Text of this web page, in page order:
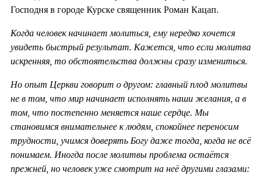
Господня в городе Курске священник Роман Кацап.
Когда человек начинает молиться, ему нередко хочется
увидеть быстрый результат. Кажется, что если молитва
искренняя, то обстоятельства должны сразу измениться.
Но опыт Церкви говорит о другом: главный плод молитвы
не в том, что мир начинает исполнять наши желания, а в
том, что постепенно меняется наше сердце. Мы
становимся внимательнее к людям, спокойнее переносим
трудности, учимся доверять Богу даже тогда, когда не всё
понимаем. Иногда после молитвы проблема остаётся
прежней, но человек уже смотрит на неё другими глазами: